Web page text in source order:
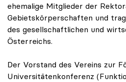
ehemalige Mitglieder der
Gebietskörperschaften und
des gesellschaftlichen und
Österreichs.
Der Vorstand des Vereins zur
Universitätenkonferenz